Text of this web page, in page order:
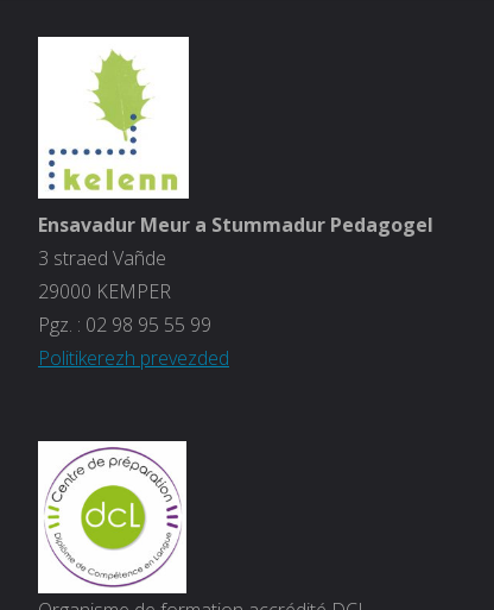
Ensavadur Meur a Stummadur Pedagogel
3 straed Vañde
29000 KEMPER
Pgz. : 02 98 95 55 99
Politikerezh prevezded